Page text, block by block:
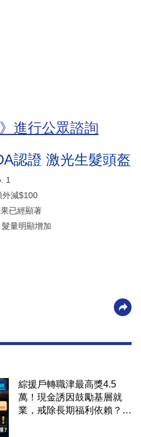
進行公眾諮詢
認證 激光生髮頭盔
1
外減$100
已經顯著
量明顯增加
綜援戶轉職津最高獎4.5
萬！現金誘因鼓勵基層就
業，戒除長期福利依賴？鄧